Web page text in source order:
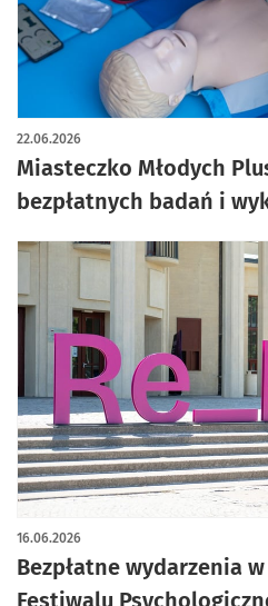
Miasteczko Młodych
bezpłatnych badań i
22.06.2026
Bezpłatne wydarzenia
Festiwalu
16.06.2026